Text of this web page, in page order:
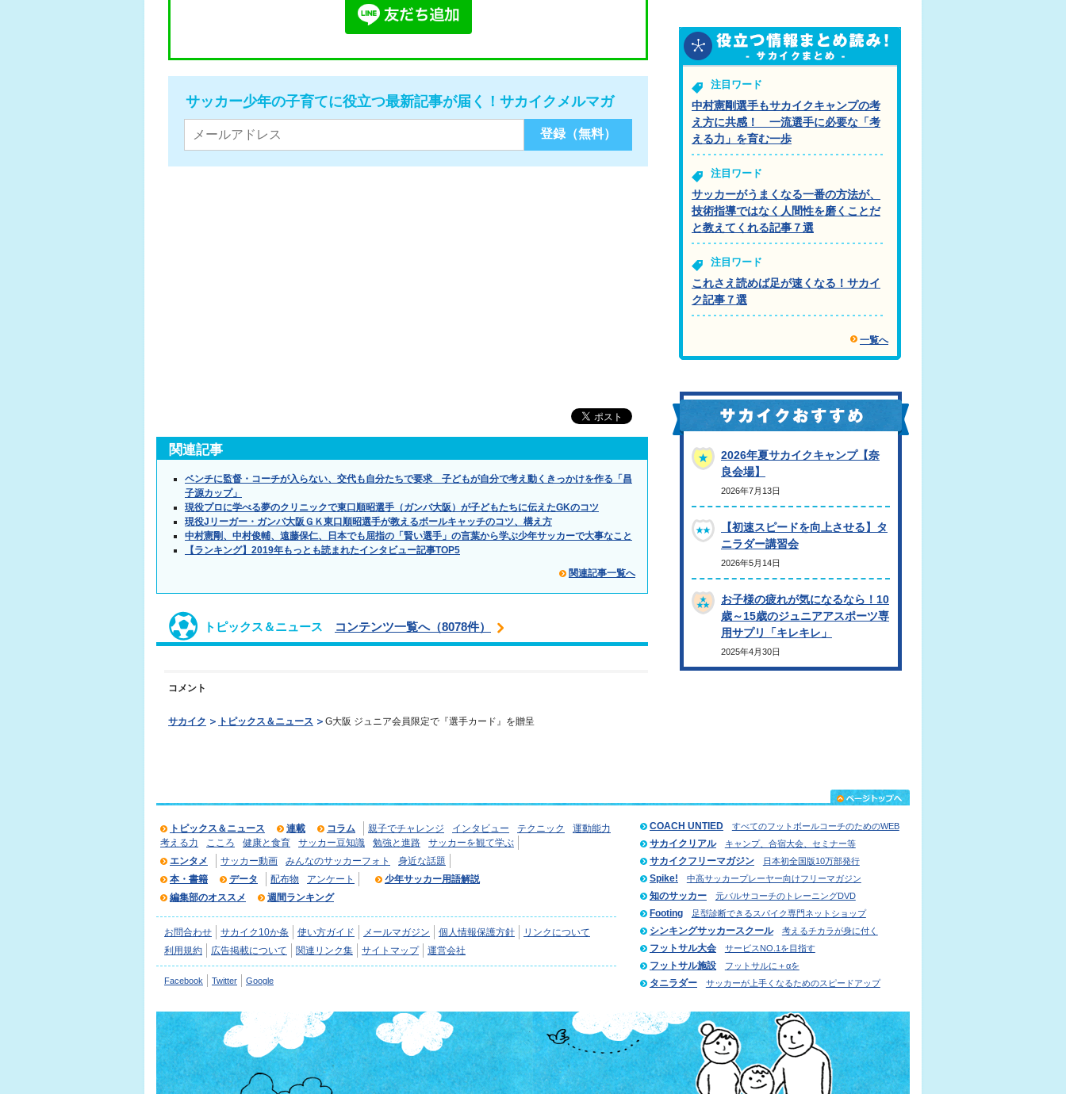
サッカー少年の子育てに役立つ最新記事が届く！サカイクメルマガ
関連記事
ベンチに監督・コーチが入らない、交代も自分たちで要求 子どもが自分で考え動くきっかけを作る「昌
子源カップ」
現役プロに学べる夢のクリニックで東口順昭選手（ガンバ大阪）が子どもたちに伝えたGKのコツ
現役Jリーガー・ガンバ大阪ＧＫ東口順昭選手が教えるボールキャッチのコツ、構え方
中村憲剛、中村俊輔、遠藤保仁、日本でも屈指の「賢い選手」の言葉から学ぶ少年サッカーで大事なこと
【ランキング】2019年もっとも読まれたインタビュー記事TOP5
関連記事一覧へ
トピックス＆ニュース コンテンツ一覧へ（8078件）
コメント
サカイク トピックス＆ニュース G大阪 ジュニア会員限定で『選手カード』を贈呈
注目ワード
中村憲剛選手もサカイクキャンプの考
え方に共感！ 一流選手に必要な「考
える力」を育む一歩
注目ワード
サッカーがうまくなる一番の方法が、
技術指導ではなく人間性を磨くことだ
と教えてくれる記事７選
注目ワード
これさえ読めば足が速くなる！サカイ
ク記事７選
一覧へ
2026年夏サカイクキャンプ【奈
良会場】
2026年7月13日
【初速スピードを向上させる】タ
ニラダー講習会
2026年5月14日
お子様の疲れが気になるなら！10
歳～15歳のジュニアアスポーツ専
用サプリ「キレキレ」
2025年4月30日
トピックス＆ニュース 連載 コラム 親子でチャレンジ インタビュー テクニック
運動能力
考える力
こころ 健康と食育 サッカー豆知識 勉強と進路
サッカーを観て学ぶ
エンタメ
サッカー動画 みんなのサッカーフォト
身近な話題
本・書籍
データ 配布物 アンケート
少年サッカー用語解説
編集部のオススメ
週間ランキング
お問合わせ サカイク10か条 使い方ガイド メールマガジン 個人情報保護方針
リンクについて
利用規約
広告掲載について 関連リンク集 サイトマップ 運営会社
Facebook Twitter Google
COACH UNTIED すべてのフットボールコーチのためのWEB
サカイクリアル キャンプ、合宿大会、セミナー等
サカイクフリーマガジン 日本初全国版10万部発行
Spike! 中高サッカープレーヤー向けフリーマガジン
知のサッカー 元バルサコーチのトレーニングDVD
Footing 足型診断できるスパイク専門ネットショップ
シンキングサッカースクール 考えるチカラが身に付く
フットサル大会 サービスNO.1を目指す
フットサル施設 フットサルに＋αを
タニラダー サッカーが上手くなるためのスピードアップ